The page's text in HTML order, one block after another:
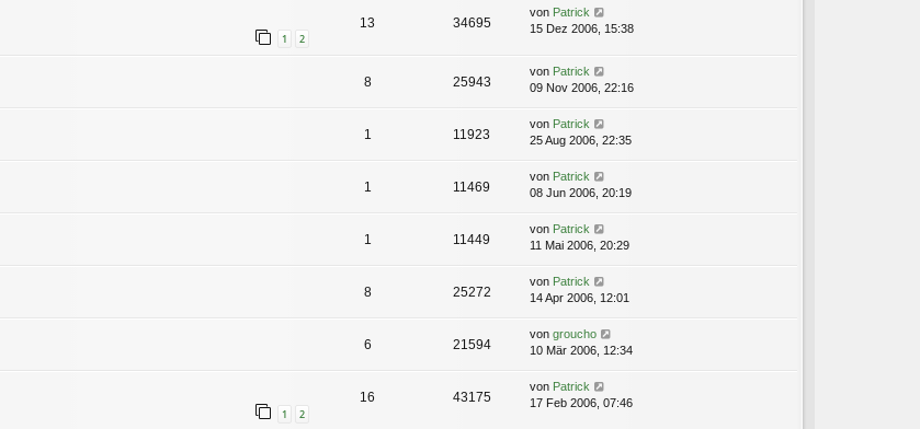
1 2
13 34695
von Patrick
15 Dez 2006, 15:38
8 25943
von Patrick
09 Nov 2006, 22:16
1 11923
von Patrick
25 Aug 2006, 22:35
1 11469
von Patrick
08 Jun 2006, 20:19
1 11449
von Patrick
11 Mai 2006, 20:29
8 25272
von Patrick
14 Apr 2006, 12:01
6 21594
von groucho
10 Mär 2006, 12:34
1 2
16 43175
von Patrick
17 Feb 2006, 07:46